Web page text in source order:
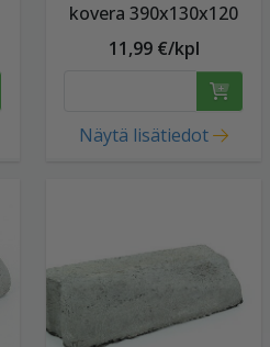
kovera 390x130x120
11,99 €/kpl
Näytä lisätiedot